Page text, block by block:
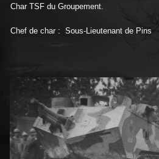
Char TSF du Groupement.
Chef de char : Sous-Lieutenant de Pins